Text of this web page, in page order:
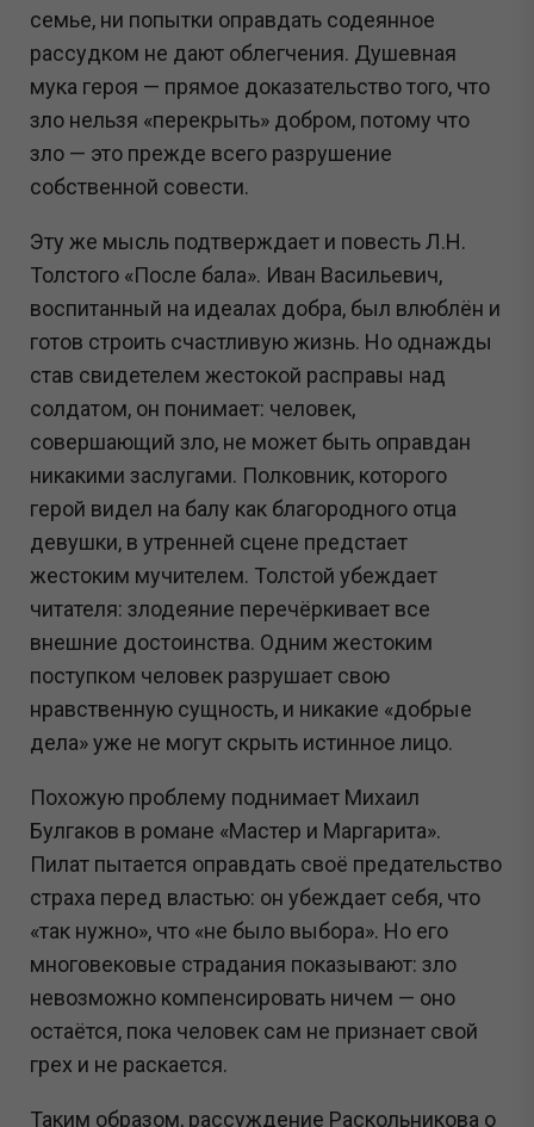
семье, ни попытки оправдать содеянное
рассудком не дают облегчения. Душевная
мука героя — прямое доказательство того, что
зло нельзя «перекрыть» добром, потому что
зло — это прежде всего разрушение
собственной совести.
Эту же мысль подтверждает и повесть Л.Н.
Толстого «После бала». Иван Васильевич,
воспитанный на идеалах добра, был влюблён и
готов строить счастливую жизнь. Но однажды
став свидетелем жестокой расправы над
солдатом, он понимает: человек,
совершающий зло, не может быть оправдан
никакими заслугами. Полковник, которого
герой видел на балу как благородного отца
девушки, в утренней сцене предстает
жестоким мучителем. Толстой убеждает
читателя: злодеяние перечёркивает все
внешние достоинства. Одним жестоким
поступком человек разрушает свою
нравственную сущность, и никакие «добрые
дела» уже не могут скрыть истинное лицо.
Похожую проблему поднимает Михаил
Булгаков в романе «Мастер и Маргарита».
Пилат пытается оправдать своё предательство
страха перед властью: он убеждает себя, что
«так нужно», что «не было выбора». Но его
многовековые страдания показывают: зло
невозможно компенсировать ничем — оно
остаётся, пока человек сам не признает свой
грех и не раскается.
Таким образом, рассуждение Раскольникова о